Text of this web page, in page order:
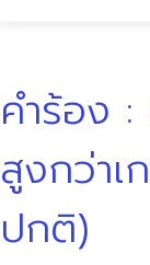
คำร้อง
สูงกว่า
ปกติ)